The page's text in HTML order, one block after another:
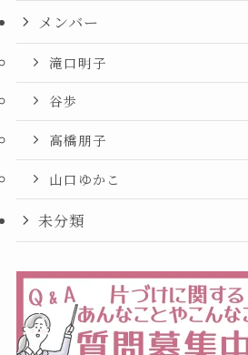
メンバー
滝口明子
谷歩
高橋朋子
山口ゆかこ
未分類